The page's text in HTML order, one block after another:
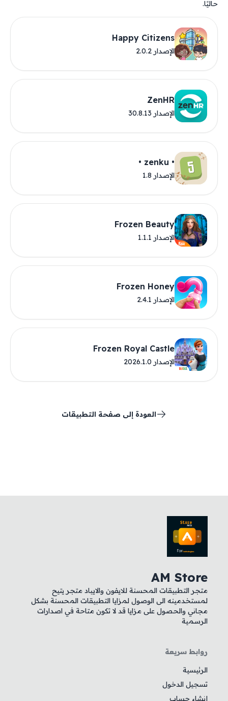
حاليًا.
Happy Citizens
الإصدار 2.0.2
ZenHR
الإصدار 30.8.13
• zenku •
الإصدار 1.8
Frozen Beauty
الإصدار 1.1.1
Frozen Honey
الإصدار 2.4.1
Frozen Royal Castle
الإصدار 2026.1.0
العودة إلى صفحة التطبيقات
AM Store
متجر التطبيقات المحسنة للايفون والايباد متجر يتيح
لمستخدمينه الى الوصول لمزايا التطبيقات المحسنة بشكل
مجاني والحصول على مزايا قد لا تكون متاحة في اصدارات
الرسمية
روابط سريعة
الرئيسية
تسجيل الدخول
إنشاء حساب